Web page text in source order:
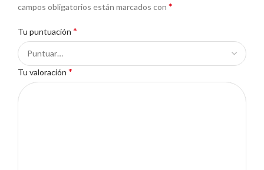
campos obligatorios están marcados con *
Tu puntuación *
Tu valoración *